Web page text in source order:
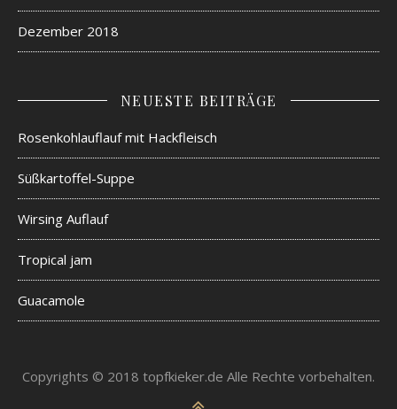
Dezember 2018
NEUESTE BEITRÄGE
Rosenkohlauflauf mit Hackfleisch
Süßkartoffel-Suppe
Wirsing Auflauf
Tropical jam
Guacamole
Copyrights © 2018 topfkieker.de Alle Rechte vorbehalten.